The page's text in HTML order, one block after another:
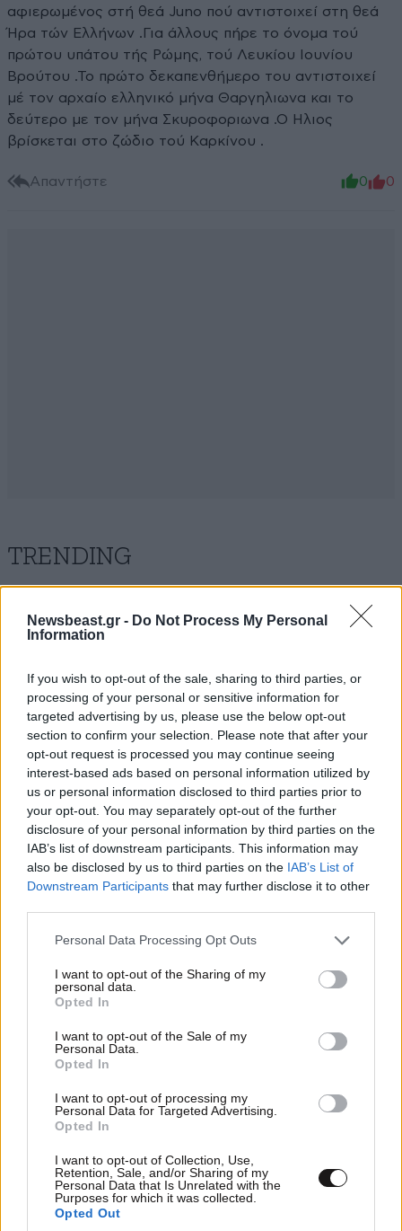
Newsbeast.gr - Do Not Process My Personal
Information
If you wish to opt-out of the sale, sharing to third parties, or
processing of your personal or sensitive information for
targeted advertising by us, please use the below opt-out
section to confirm your selection. Please note that after your
opt-out request is processed you may continue seeing
interest-based ads based on personal information utilized by
us or personal information disclosed to third parties prior to
your opt-out. You may separately opt-out of the further
disclosure of your personal information by third parties on the
IAB’s list of downstream participants. This information may
also be disclosed by us to third parties on the IAB’s List of
Downstream Participants that may further disclose it to other
Please note that this website/app uses one or more Google
not limited to your visit or usage behaviour. You may click to
grant or deny consent to Google and its third-party tags to
use your data for below specified purposes in below Google
consent section.
Personal Data Processing Opt Outs
I want to opt-out of the Sharing of my
personal data.
Opted In
I want to opt-out of the Sale of my
Personal Data.
Opted In
I want to opt-out of processing my
Personal Data for Targeted Advertising.
Opted In
I want to opt-out of Collection, Use,
Retention, Sale, and/or Sharing of my
Personal Data that Is Unrelated with the
Purposes for which it was collected.
Opted Out
αφιερωμένος στή θεά Juno πού αντιστοιχεί στη θεά
Ήρα τών Ελλήνων .Για άλλους πήρε το όνομα τού
πρώτου υπάτου τής Ρώμης, τού Λευκίου Ιουνίου
Βρούτου .Το πρώτο δεκαπενθήμερο του αντιστοιχεί
μέ τον αρχαίο ελληνικό μήνα Θαργηλιωνα και το
δεύτερο με τον μήνα Σκυροφοριωνα .Ο Ηλιος
βρίσκεται στο ζώδιο τού Καρκίνου .
Απαντήστε 0 0
TRENDING
LIFESTYLE3 ω. πριν
Εριέττα Κούρκουλου – Τα 33α γενέθλια και τα
φιλιά με τον Βύρωνα Βασιλειάδη: «Καμία στιγμή